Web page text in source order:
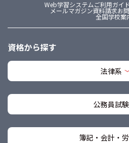
Web学習システムご利用ガイ
メールマガジン資料請求お
全国学校案
資格から探す
法律系
公務員試験
簿記・会計・